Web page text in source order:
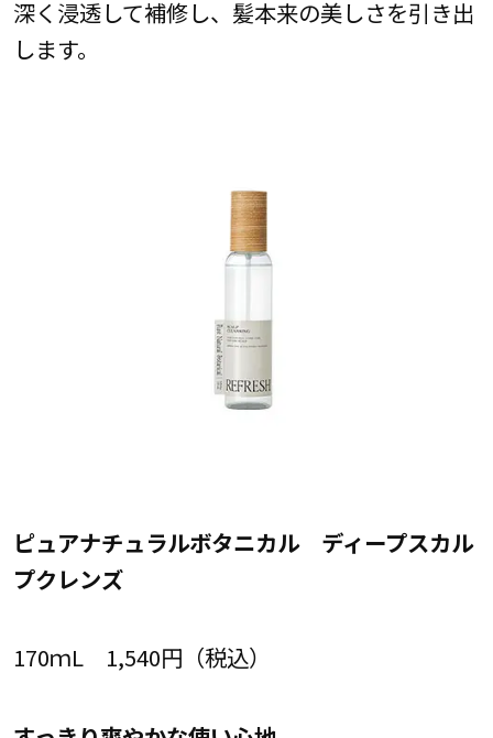
深く浸透して補修し、髪本来の美しさを引き出
します。
ピュアナチュラルボタニカル ディープスカル
プクレンズ
170ｍL 1,540円（税込）